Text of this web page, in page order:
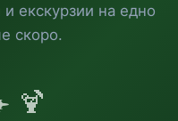
екскурзии на едно
скоро.
🍹